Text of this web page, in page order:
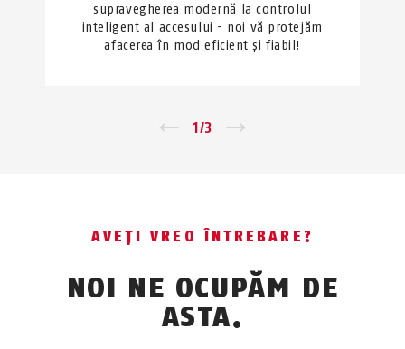
supravegherea modernă la controlul
inteligent al accesului - noi vă protejăm
afacerea în mod eficient și fiabil!
1/3
AVEȚI VREO ÎNTREBARE?
NOI NE OCUPĂM DE
ASTA.